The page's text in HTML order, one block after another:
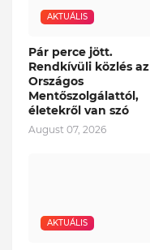
AKTUÁLIS
Pár perce jött.
Rendkívüli közlés az
Országos
Mentőszolgálattól,
életekről van szó
August 07, 2026
AKTUÁLIS